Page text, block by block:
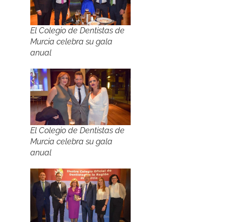
El Colegio de Dentistas de
Murcia celebra su gala
anual
El Colegio de Dentistas de
Murcia celebra su gala
anual